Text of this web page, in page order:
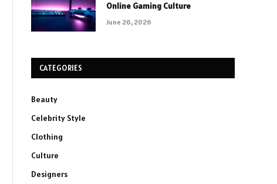
Online Gaming Culture
June 26, 2026
CATEGORIES
Beauty
Celebrity Style
Clothing
Culture
Designers